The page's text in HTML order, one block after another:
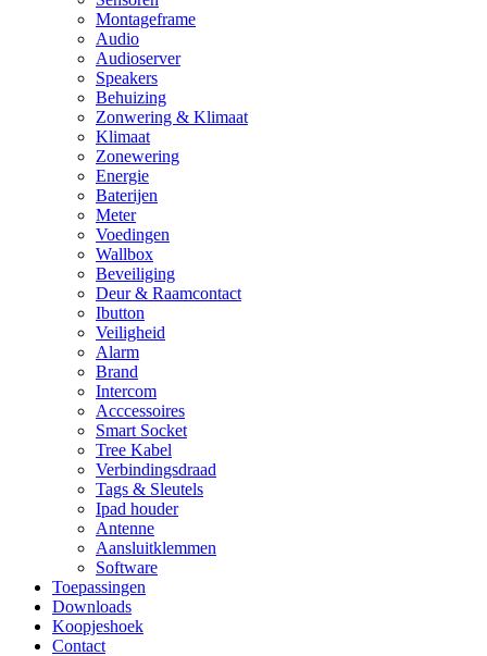
Montageframe
Audio
Audioserver
Speakers
Behuizing
Zonwering & Klimaat
Klimaat
Zonewering
Energie
Baterijen
Meter
Voedingen
Wallbox
Beveiliging
Deur & Raamcontact
Ibutton
Veiligheid
Alarm
Brand
Intercom
Acccessoires
Smart Socket
Tree Kabel
Verbindingsdraad
Tags & Sleutels
Ipad houder
Antenne
Aansluitklemmen
Software
Toepassingen
Downloads
Koopjeshoek
Contact